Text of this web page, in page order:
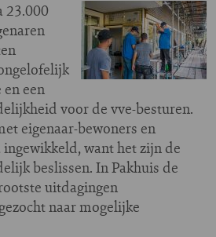
23.000
een
voor de vve-besturen.
eigenaar-bewoners en
want het zijn de
beslissen. In Pakhuis de
uitdagingen
naar mogelijke